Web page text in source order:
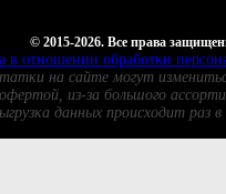
© 2015-2026. Все права
в отношении обработки
на сайте могут
офертой, из-за большого
данных происходит раз в